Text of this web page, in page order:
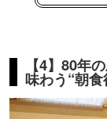
【4】80年
味わう“朝